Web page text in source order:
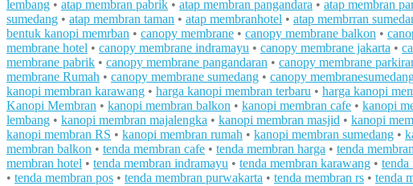
lembang • atap membran pabrik • atap membran pangandara • atap membran
sumedang • atap membran taman • atap membranhotel • atap membrran
bentuk kanopi memrban • canopy membrane • canopy membrane balkon •
membrane hotel • canopy membrane indramayu • canopy membrane jakarta •
membrane pabrik • canopy membrane pangandaran • canopy membrane
membrane Rumah • canopy membrane sumedang • canopy
kanopi membran karawang • harga kanopi membran terbaru • harga kanopi
Kanopi Membran • kanopi membran balkon • kanopi membran cafe • kanopi
lembang • kanopi membran majalengka • kanopi membran masjid • kanopi
kanopi membran RS • kanopi membran rumah • kanopi membran sumedang •
membran balkon • tenda membran cafe • tenda membran harga • tenda
membran hotel • tenda membran indramayu • tenda membran karawang • tenda
• tenda membran pos • tenda membran purwakarta • tenda membran rs • tenda